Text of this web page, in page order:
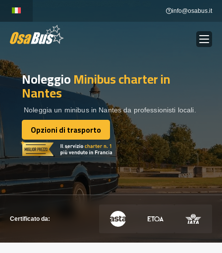
content
info@osabus.it
NOLEGGIO AUTOBUS Show dropdown
DESTINAZIONI
FLOTTA
METTITI IN CONTATTO
METTITI IN CONTATTO
NoleggioMinibus charterin
Nantes
Noleggia un minibus in Nantes da professionisti locali.
Opzioni di trasporto
Opzioni di trasporto
Certificato da: